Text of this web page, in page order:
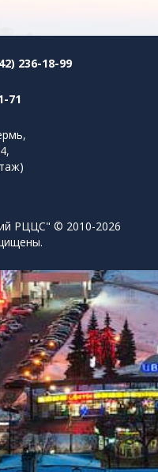
236-18-99
71
РЦЦС" © 2010-2026